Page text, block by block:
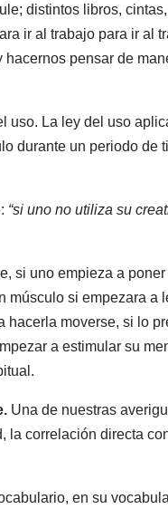
distintos libros,
ir al trabajo para ir al
pensar de
uso. La ley del uso
durante un periodo de
“si uno no utiliza su
si uno empieza a poner
músculo si empezara a
hacerla moverse, si lo
a estimular su
Una de nuestras
la correlación directa
en su